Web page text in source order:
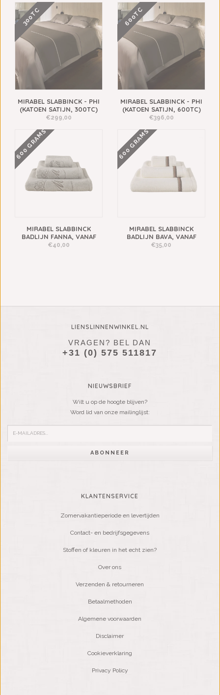
300TC
MIRABEL SLABBINCK - PHI
(KATOEN SATIJN, 300TC)
€299,00
600TC
MIRABEL SLABBINCK - PHI
(KATOEN SATIJN, 600TC)
€396,00
600 GRAMS
MIRABEL SLABBINCK
BADLIJN FANNA, VANAF
€40,00
600 GRAMS
MIRABEL SLABBINCK
BADLIJN BAVA, VANAF
€35,00
LIENSLINNENWINKEL.NL
VRAGEN? BEL DAN
+31 (0) 575 511817
NIEUWSBRIEF
Wilt u op de hoogte blijven?
Word lid van onze mailinglijst:
ABONNEER
KLANTENSERVICE
Zomervakantieperiode en levertijden
Contact- en bedrijfsgegevens
Stoffen of kleuren in het echt zien?
Over ons
Verzenden & retourneren
Betaalmethoden
Algemene voorwaarden
Disclaimer
Cookieverklaring
Privacy Policy